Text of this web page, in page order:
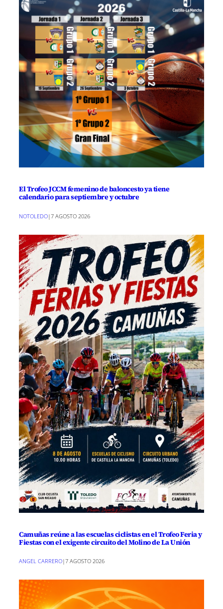
El Trofeo JCCM femenino de baloncesto ya tiene
calendario para septiembre y octubre
NOTOLEDO|7 AGOSTO 2026
Camuñas reúne a las escuelas ciclistas en el Trofeo Feria y
Fiestas con el exigente circuito del Molino de La Unión
ANGEL CARRERO|7 AGOSTO 2026